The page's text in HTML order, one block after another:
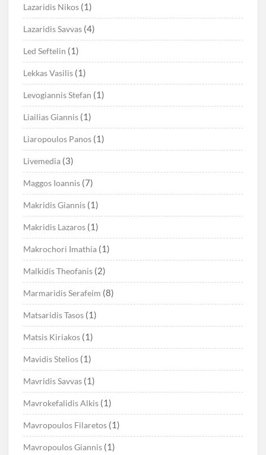
Lazaridis Nikos (1)
Lazaridis Savvas (4)
Led Seftelin (1)
Lekkas Vasilis (1)
Levogiannis Stefan (1)
Liailias Giannis (1)
Liaropoulos Panos (1)
Livemedia (3)
Maggos Ioannis (7)
Makridis Giannis (1)
Makridis Lazaros (1)
Makrochori Imathia (1)
Malkidis Theofanis (2)
Marmaridis Serafeim (8)
Matsaridis Tasos (1)
Matsis Kiriakos (1)
Mavidis Stelios (1)
Mavridis Savvas (1)
Mavrokefalidis Alkis (1)
Mavropoulos Filaretos (1)
Mavropoulos Giannis (1)